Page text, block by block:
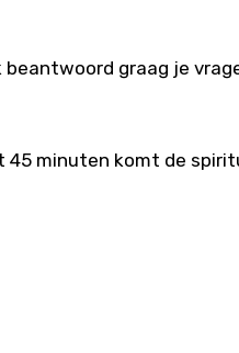
graag je
45 minuten komt de